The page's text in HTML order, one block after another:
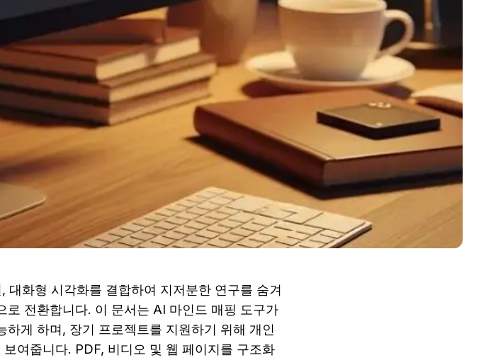
화형 시각화를 결합하여 지저분한 연구를 숨겨
전환합니다. 이 문서는 AI 마인드 매핑 도구가
게 하며, 장기 프로젝트를 지원하기 위해 개인
여줍니다. PDF, 비디오 및 웹 페이지를 구조화